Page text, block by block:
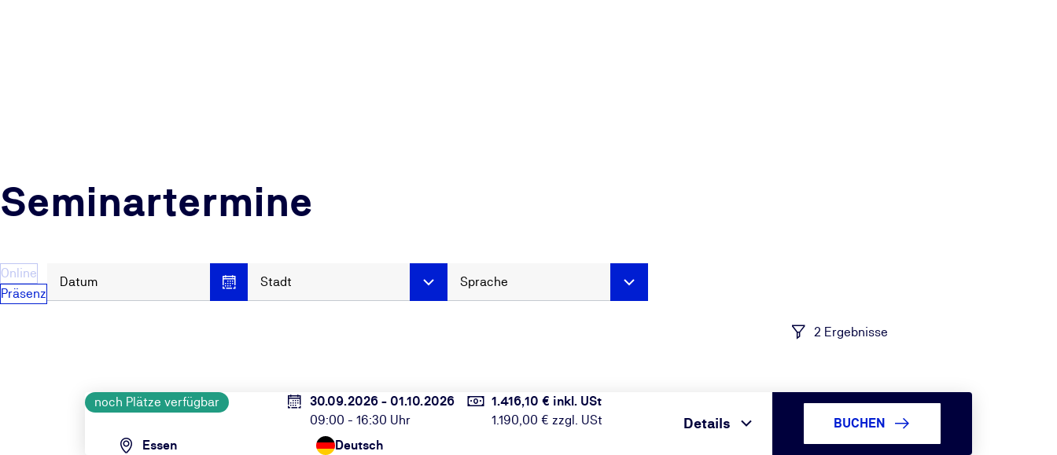
Seminartermine
Online
Präsenz
Datum Stadt Sprache
2 Ergebnisse
noch Plätze verfügbar
30.09.2026 - 01.10.2026
09:00 - 16:30 Uhr
1.416,10 € inkl. USt
1.190,00 € zzgl. USt
Essen
Deutsch
Details BUCHEN